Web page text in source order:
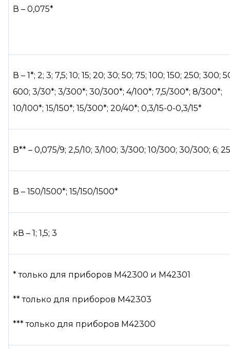
В – 0,075*
В – 1*; 2; 3; 7,5; 10; 15; 20; 30; 50; 75; 100; 150; 250; 300;
600; 3/30*; 3/300*; 30/300*; 4/100*; 7,5/300*; 8/300*;
10/100*; 15/150*; 15/300*; 20/40*; 0,3/15-0-0,3/15*
В** – 0,075/9; 2,5/10; 3/100; 3/300; 10/300; 30/300; 6;
В – 150/1500*; 15/150/1500*
кВ – 1; 1,5; 3
* только для приборов М42300 и М42301
** только для приборов М42303
*** только для приборов М42300